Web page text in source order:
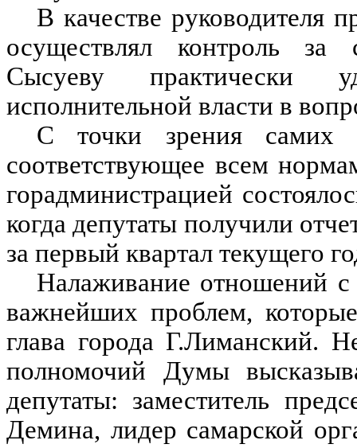
В качестве руководителя
осуществлял контроль за
Сысуеву практически
исполнительной власти в
С точки зрения самих
соответствующее всем
горадминистрацией
когда депутаты получили
за первый квартал текущего
Налаживание отношений
важнейших проблем,
глава города Г.Лиманский.
полномочий Думы
депутаты: заместитель
Демина, лидер самарской